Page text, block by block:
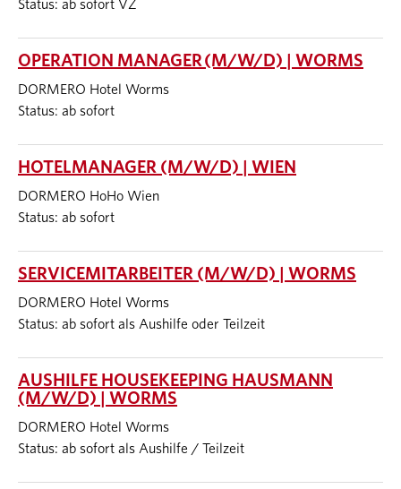
Status: ab sofort VZ
OPERATION MANAGER (M/W/D) | WORMS
DORMERO Hotel Worms
Status: ab sofort
HOTELMANAGER (M/W/D) | WIEN
DORMERO HoHo Wien
Status: ab sofort
SERVICEMITARBEITER (M/W/D) | WORMS
DORMERO Hotel Worms
Status: ab sofort als Aushilfe oder Teilzeit
AUSHILFE HOUSEKEEPING HAUSMANN
(M/W/D) | WORMS
DORMERO Hotel Worms
Status: ab sofort als Aushilfe / Teilzeit